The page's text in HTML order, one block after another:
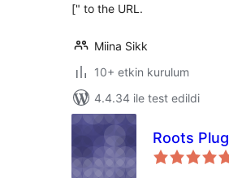
[" to the URL.
Miina Sikk
10+ etkin kurulum
4.4.34 ile test edildi
Roots Plug